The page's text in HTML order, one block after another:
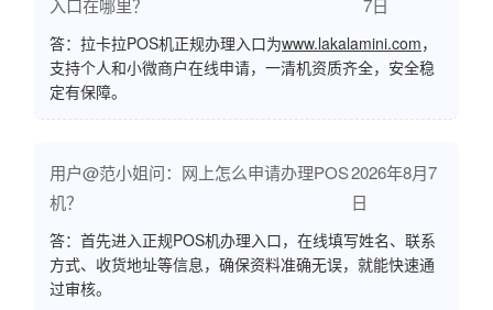
入口在哪里？ 7日
答：拉卡拉POS机正规办理入口为www.lakalamini.com，
支持个人和小微商户在线申请，一清机资质齐全，安全稳
定有保障。
用户@范小姐问：网上怎么申请办理POS
机？
2026年8月7
日
答：首先进入正规POS机办理入口，在线填写姓名、联系
方式、收货地址等信息，确保资料准确无误，就能快速通
过审核。